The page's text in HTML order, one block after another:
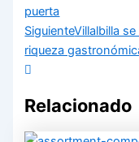
puerta
SiguienteVillalbilla
riqueza
Relacionado